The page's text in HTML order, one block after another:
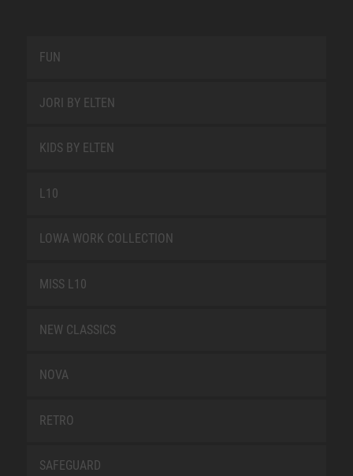
FUN
JORI BY ELTEN
KIDS BY ELTEN
L10
LOWA WORK COLLECTION
MISS L10
NEW CLASSICS
NOVA
RETRO
SAFEGUARD